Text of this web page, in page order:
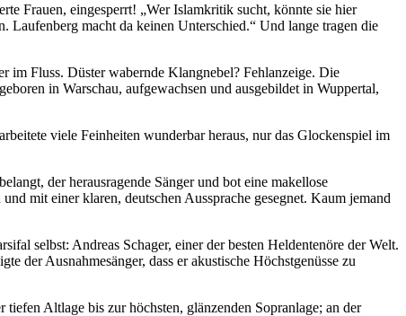
Frauen, eingesperrt! „Wer Islamkritik sucht, könnte sie hier
Laufenberg macht da keinen Unterschied.“ Und lange tragen die
Fluss. Düster wabernde Klangnebel? Fehlanzeige. Die
in Warschau, aufgewachsen und ausgebildet in Wuppertal,
viele Feinheiten wunderbar heraus, nur das Glockenspiel im
der herausragende Sänger und bot eine makellose
mit einer klaren, deutschen Aussprache gesegnet. Kaum jemand
selbst: Andreas Schager, einer der besten Heldentenöre der Welt.
der Ausnahmesänger, dass er akustische Höchstgenüsse zu
Altlage bis zur höchsten, glänzenden Sopranlage; an der